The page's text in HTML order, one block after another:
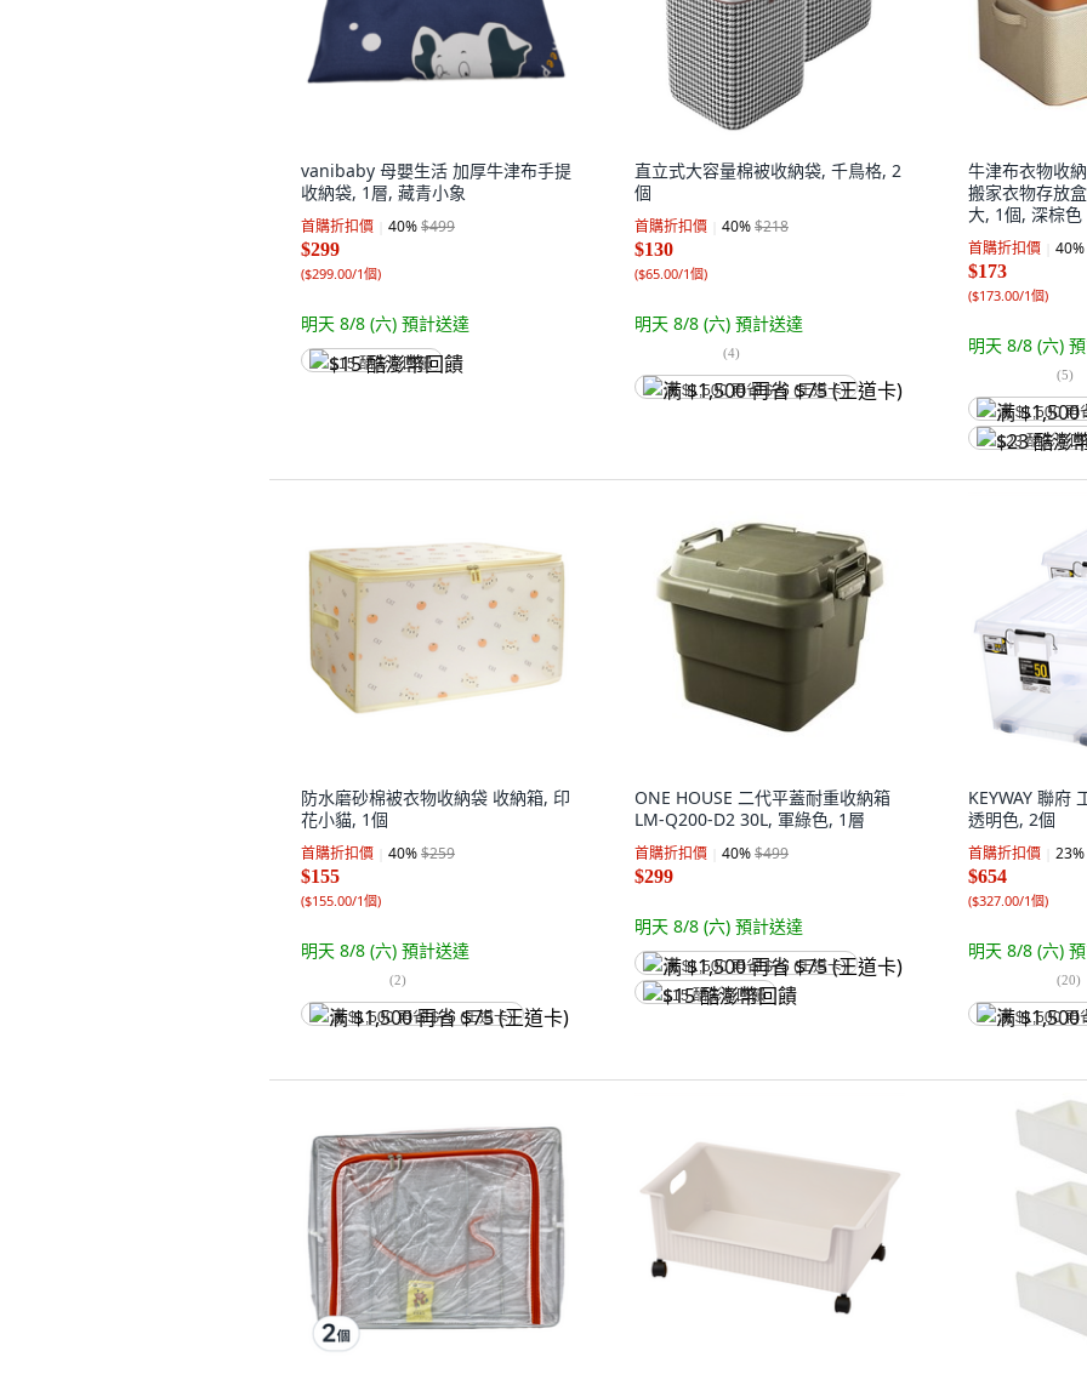
vanibaby 母嬰生活 加厚牛津布手提
收納袋, 1層, 藏青小象
首購折扣價 40%$499
$299
($299.00/1個)
明天 8/8 (六) 預計送達
$15 酷澎幣回饋
直立式大容量棉被收納袋, 千鳥格, 2
個
首購折扣價 40%$218
$130
($65.00/1個)
明天 8/8 (六) 預計送達
(4)
满 $1,500 再省 $75 (王道卡)
牛津布衣物收
搬家衣物存放
大, 1個, 深棕色
首購折扣價 40%
$173
($173.00/1個)
明天 8/8 (六)
(5)
满 $1,500 再
$23 酷澎幣
防水磨砂棉被衣物收納袋 收納箱, 印
花小貓, 1個
首購折扣價 40%$259
$155
($155.00/1個)
明天 8/8 (六) 預計送達
(2)
满 $1,500 再省 $75 (王道卡)
ONE HOUSE 二代平蓋耐重收納箱
LM-Q200-D2 30L, 軍綠色, 1層
首購折扣價 40%$499
$299
明天 8/8 (六) 預計送達
满 $1,500 再省 $75 (王道卡)
$15 酷澎幣回饋
KEYWAY 聯府
透明色, 2個
首購折扣價 23%
$654
($327.00/1個)
明天 8/8 (六)
(20)
满 $1,500 再